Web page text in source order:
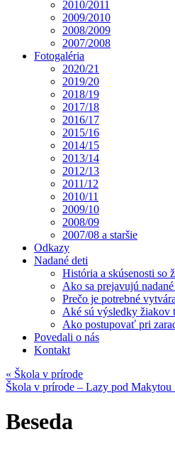
2010/2011
2009/2010
2008/2009
2007/2008
Fotogaléria
2020/21
2019/20
2018/19
2017/18
2016/17
2015/16
2014/15
2013/14
2012/13
2011/12
2010/11
2009/10
2008/09
2007/08 a staršie
Odkazy
Nadané deti
História a skúsenosti so
Ako sa prejavujú
Prečo je potrebné
Aké sú výsledky žiakov
Ako postupovať pri
Povedali o nás
Kontakt
« Škola v prírode
Škola v prírode – Lazy pod Makytou
Beseda